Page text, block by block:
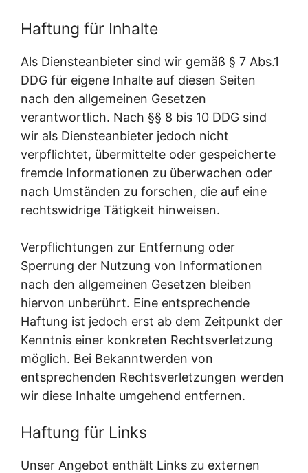
Haftung für Inhalte
Als Diensteanbieter sind wir gemäß § 7 Abs.1
DDG für eigene Inhalte auf diesen Seiten
nach den allgemeinen Gesetzen
verantwortlich. Nach §§ 8 bis 10 DDG sind
wir als Diensteanbieter jedoch nicht
verpflichtet, übermittelte oder gespeicherte
fremde Informationen zu überwachen oder
nach Umständen zu forschen, die auf eine
rechtswidrige Tätigkeit hinweisen.
Verpflichtungen zur Entfernung oder
Sperrung der Nutzung von Informationen
nach den allgemeinen Gesetzen bleiben
hiervon unberührt. Eine entsprechende
Haftung ist jedoch erst ab dem Zeitpunkt der
Kenntnis einer konkreten Rechtsverletzung
möglich. Bei Bekanntwerden von
entsprechenden Rechtsverletzungen werden
wir diese Inhalte umgehend entfernen.
Haftung für Links
Unser Angebot enthält Links zu externen